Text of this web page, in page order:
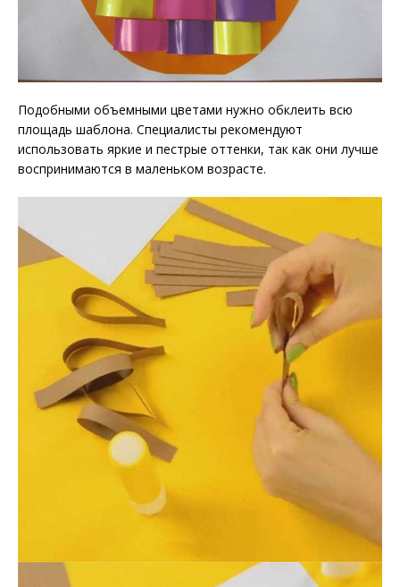
Подобными объемными цветами нужно обклеить всю
площадь шаблона. Специалисты рекомендуют
использовать яркие и пестрые оттенки, так как они лучше
воспринимаются в маленьком возрасте.